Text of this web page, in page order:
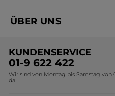
Black Friday Yves Rocher
Geschenkideen Yves Rocher
Kollektion Monoi Yves
ÜBER UNS
Umweltstiftung YR
Affiliate Programm
KUNDENSERVICE
01-9 622 422
Wir sind von Montag bis Samstag von
da!